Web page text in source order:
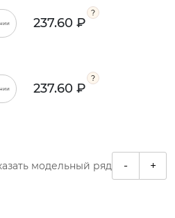
237.60 ₽
237.60 ₽
модельный ряд - +